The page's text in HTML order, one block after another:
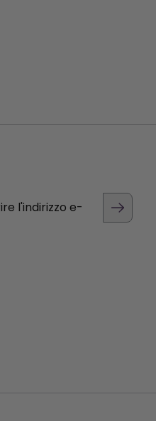
l'indirizzo e-